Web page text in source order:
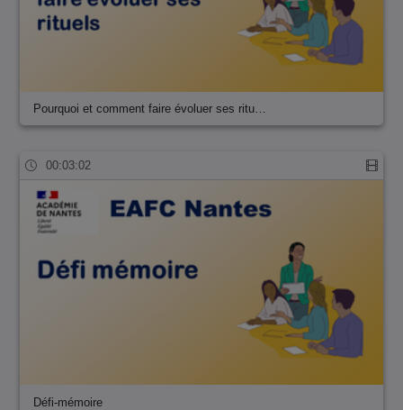
Pourquoi et comment faire évoluer ses ritu…
00:03:02
Défi-mémoire